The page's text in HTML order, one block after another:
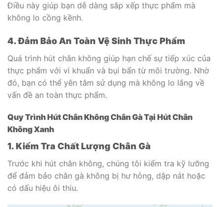
Điều này giúp bạn dễ dàng sắp xếp thực phẩm mà
không lo cồng kềnh.
4. Đảm Bảo An Toàn Vệ Sinh Thực Phẩm
Quá trình hút chân không giúp hạn chế sự tiếp xúc của
thực phẩm với vi khuẩn và bụi bẩn từ môi trường. Nhờ
đó, bạn có thể yên tâm sử dụng mà không lo lắng về
vấn đề an toàn thực phẩm.
Quy Trình Hút Chân Không Chân Gà Tại Hút Chân
Không Xanh
1. Kiểm Tra Chất Lượng Chân Gà
Trước khi hút chân không, chúng tôi kiểm tra kỹ lưỡng
để đảm bảo chân gà không bị hư hỏng, dập nát hoặc
có dấu hiệu ôi thiu.